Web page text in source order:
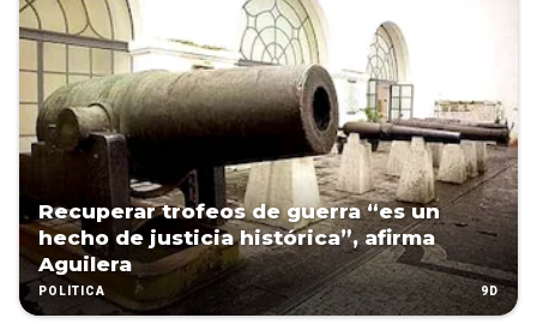
Recuperar trofeos de guerra “es un
hecho de justicia histórica”, afirma
Aguilera
POLÍTICA 9D